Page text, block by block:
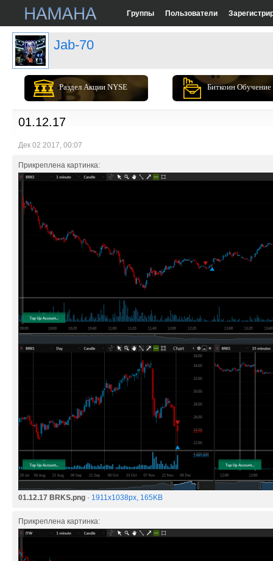
Группы Пользователи
Jab-70
Раздел Акции NYSE Биткоин Обучение
01.12.17
Дек 02 2017, 00:07
Прикреплена картинка:
01.12.17 BRKS.png · 1911x1038px, 165KB
Прикреплена картинка: